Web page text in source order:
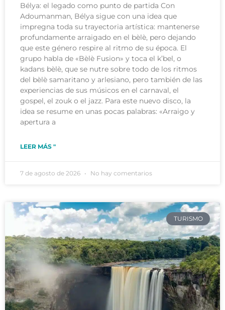
Bélya: el legado como punto de partida Con
Adoumanman, Bélya sigue con una idea que
impregna toda su trayectoria artística: mantenerse
profundamente arraigado en el bèlè, pero dejando
que este género respire al ritmo de su época. El
grupo habla de «Bèlè Fusion» y toca el k’bel, o
kadans bèlè, que se nutre sobre todo de los ritmos
del bèlè samaritano y arlesiano, pero también de las
experiencias de sus músicos en el carnaval, el
gospel, el zouk o el jazz. Para este nuevo disco, la
idea se resume en unas pocas palabras: «Arraigo y
apertura a
LEER MÁS "
7 de agosto de 2026 No hay comentarios
TURISMO